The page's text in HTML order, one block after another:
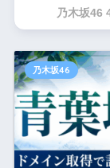
乃木坂46
乃木坂46